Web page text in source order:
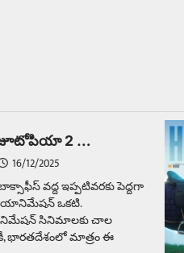
జూటోపియా 2 …
16/12/2025
వద్ద ఇప్పటివరకు పెద్దగా
యానిమేషన్ ఒకటి.
సినిమాలకు చాల
భారతదేశంలో మాత్రం ఈ